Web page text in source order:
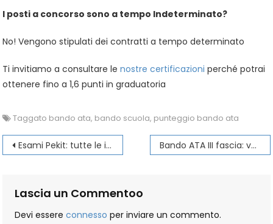
I posti a concorso sono a tempo Indeterminato?
No! Vengono stipulati dei contratti a tempo determinato
Ti invitiamo a consultare lenostre certificazioni perché potrai
ottenere fino a 1,6 punti in graduatoria
Taggato bando ata, bando scuola, punteggio bando ata
Navigazione
Esami Pekit: tutte le informazioni Bando ATA III fascia: valutazione titoli
Lascia un Commentoo
Devi essereconnesso per inviare un commento.